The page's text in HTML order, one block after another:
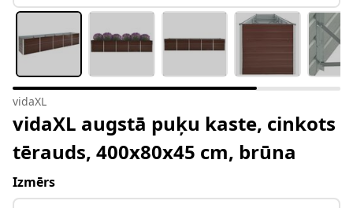
vidaXL
vidaXL augstā puķu kaste, cinkots
tērauds, 400x80x45 cm, brūna
Izmērs